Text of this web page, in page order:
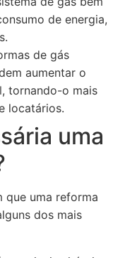
de energia,
de gás
aumentar o
tornando-o mais
locatários.
uma
que uma reforma
dos mais